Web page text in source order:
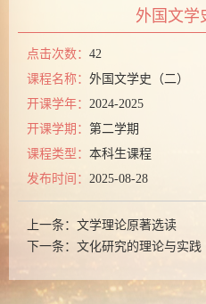
外国文学
点击次数： 42
课程名称： 外国文学史（二）
开课学年： 2024-2025
开课学期： 第二学期
课程类型： 本科生课程
发布时间： 2025-08-28
上一条： 文学理论原著选读
下一条： 文化研究的理论与实践